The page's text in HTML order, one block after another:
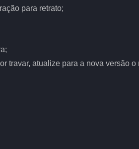
para retrato;
travar, atualize para a nova versão o